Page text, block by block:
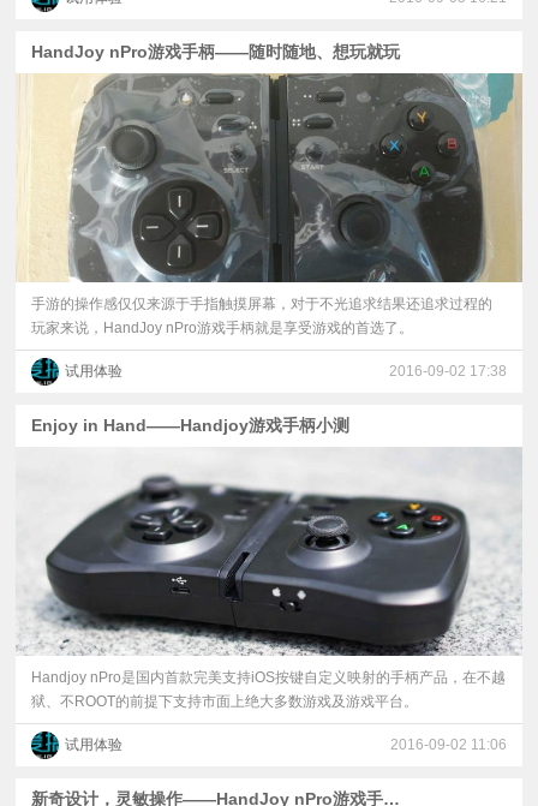
HandJoy nPro游戏手柄——随时随地、想玩就玩
手游的操作感仅仅来源于手指触摸屏幕，对于不光追求结果还追求过程的
玩家来说，HandJoy nPro游戏手柄就是享受游戏的首选了。
试用体验 2016-09-02 17:38
Enjoy in Hand——Handjoy游戏手柄小测
Handjoy nPro是国内首款完美支持iOS按键自定义映射的手柄产品，在不越
狱、不ROOT的前提下支持市面上绝大多数游戏及游戏平台。
试用体验 2016-09-02 11:06
新奇设计，灵敏操作——HandJoy nPro游戏手柄体验测评